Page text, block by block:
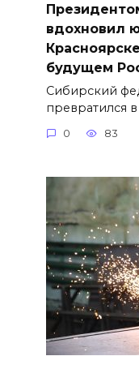
вдохновил
будущем
Сибирский
превратился
0 83